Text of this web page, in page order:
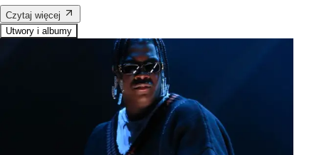
Czytaj więcej
Utwory i albumy